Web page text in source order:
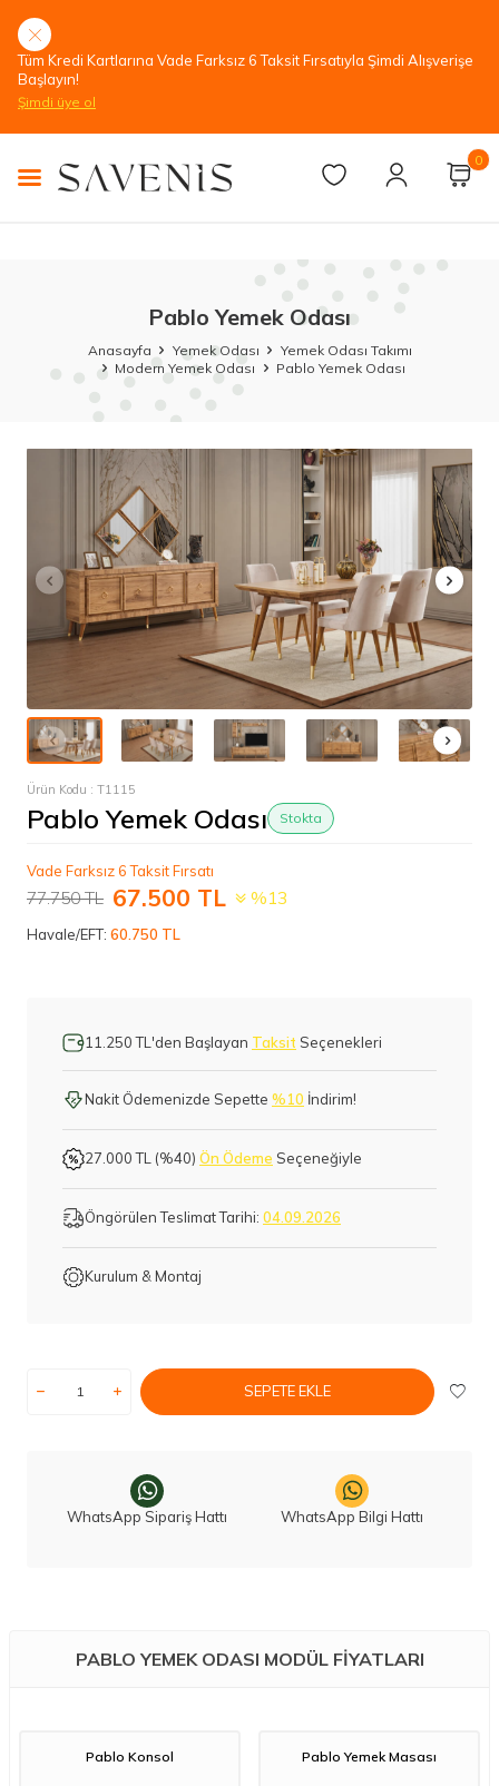
Tüm Kredi Kartlarına Vade Farksız 6 Taksit Fırsatıyla Şimdi Alışverişe
Başlayın!
Şimdi üye ol
0
Pablo Yemek Odası
Anasayfa Yemek Odası
Yemek Odası Takımı
Modern Yemek Odası
Pablo Yemek Odası
Ürün Kodu : T1115
Pablo Yemek Odası Stokta
Vade Farksız 6 Taksit Fırsatı
77.750TL 67.500 TL %13
Havale/EFT: 60.750 TL
11.250 TL'den Başlayan Taksit Seçenekleri
Nakit Ödemenizde Sepette %10 İndirim!
27.000 TL (%40) Ön Ödeme Seçeneğiyle
Öngörülen Teslimat Tarihi: 04.09.2026
Kurulum & Montaj
SEPETE EKLE
WhatsApp Sipariş Hattı WhatsApp Bilgi Hattı
PABLO YEMEK ODASI MODÜL FIYATLARI
Pablo Konsol Pablo Yemek Masası